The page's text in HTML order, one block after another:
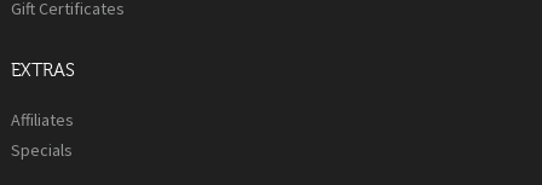
Gift Certificates
EXTRAS
Affiliates
Specials